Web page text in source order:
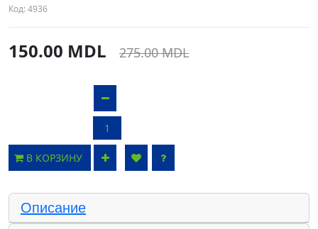
Код:4936
150.00 MDL 275.00 MDL
В КОРЗИНУ
Описание